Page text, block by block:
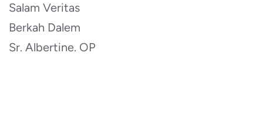
Salam Veritas
Berkah Dalem
Sr. Albertine. OP